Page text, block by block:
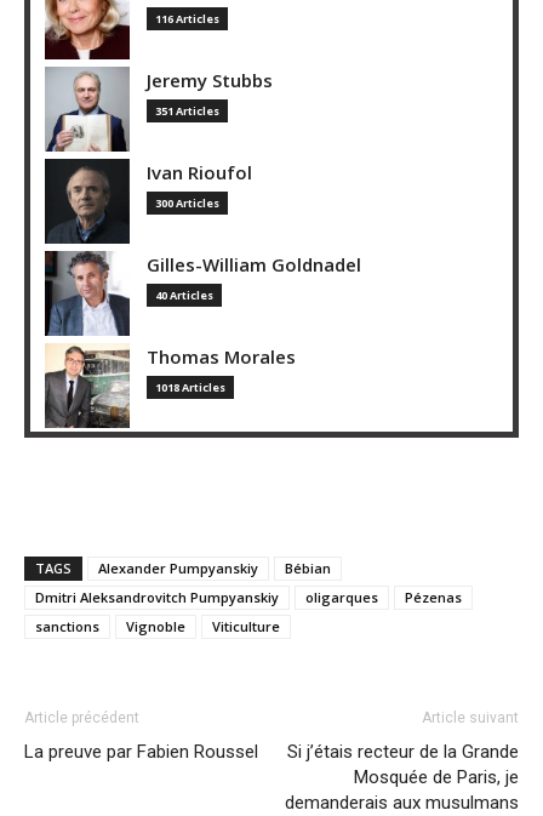
116 Articles
Jeremy Stubbs
351 Articles
Ivan Rioufol
300 Articles
Gilles-William Goldnadel
40 Articles
Thomas Morales
1018 Articles
TAGS Alexander Pumpyanskiy
Bébian
Dmitri Aleksandrovitch Pumpyanskiy
oligarques
Pézenas
sanctions
Vignoble Viticulture
Article précédent
La preuve par Fabien Roussel
Article suivant
Si j’étais recteur de la Grande
Mosquée de Paris, je
demanderais aux musulmans